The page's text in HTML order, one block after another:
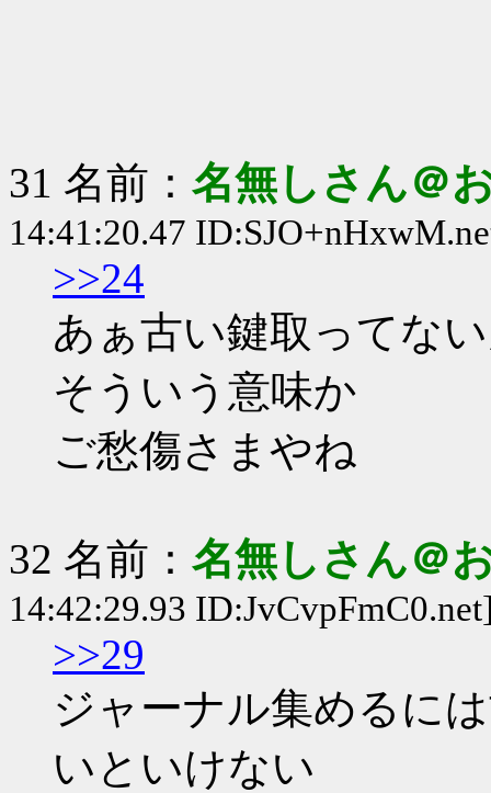
31 名前： 名無しさん＠
14:41:20.47
>>24
あぁ古い鍵取ってな
そういう意味か
ご愁傷さまやね
32 名前： 名無しさん＠
14:42:29.93
>>29
ジャーナル集めるに
いといけない